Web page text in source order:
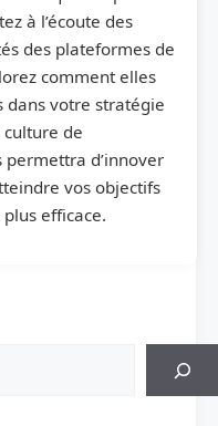
à l’écoute des
des plateformes de
comment elles
dans votre stratégie
de
permettra d’innover
vos objectifs
efficace.